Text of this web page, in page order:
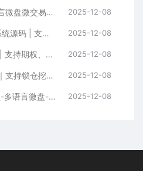
二开版国泰君安证券多语言微盘微交易所系统源码 | HTML前端+PHP后端 2025-12-08
BitTong虚拟货币微交易系统源码 | 支持现货杠杆交易+K线控制+用户输赢管理+代理体系 2025-12-08
多语言区块链交易所源码 | 支持期权、币币交易、质押挖矿与新币申购 2025-12-08
二开版多语言交易所源码｜支持锁仓挖矿+元宇宙理财+秒合约+IEO认购功能 2025-12-08
海外微盘系统-期货时间盘-多语言微盘-前端uniapp 2025-12-08